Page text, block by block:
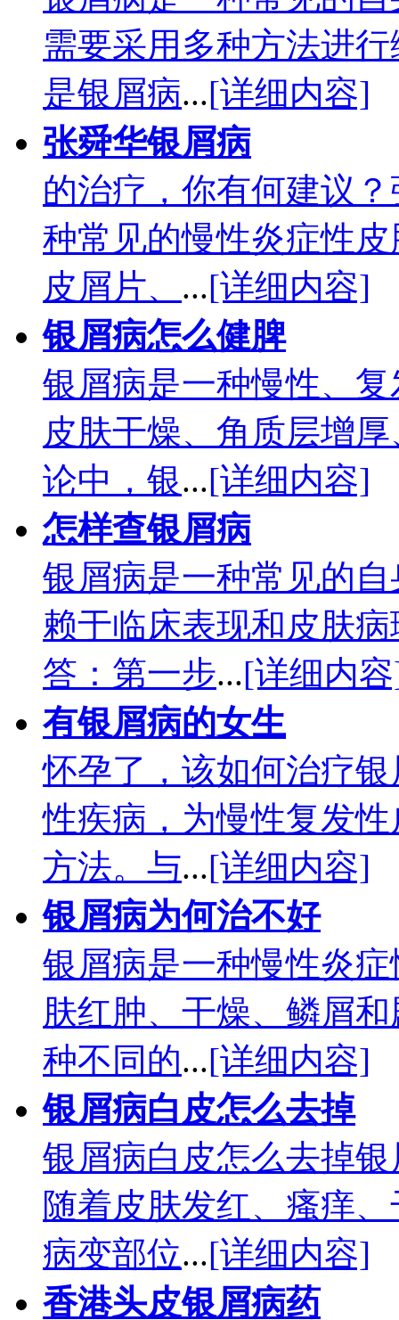
需要采用多种方法进
是银屑病...[详细内容]
张舜华银屑病
的治疗，你有何建议
种常见的慢性炎症性
皮屑片、 ...[详细内容]
银屑病怎么健脾
银屑病是一种慢性、
皮肤干燥、角质层增
论中，银...[详细内容]
怎样查银屑病
银屑病是一种常见的
赖于临床表现和皮肤
答：第一步...[详细内
有银屑病的女生
怀孕了，该如何治疗
性疾病，为慢性复发
方法。与...[详细内容]
银屑病为何治不好
银屑病是一种慢性炎
肤红肿、干燥、鳞屑
种不同的...[详细内容]
银屑病白皮怎么去掉
银屑病白皮怎么去掉
随着皮肤发红、瘙痒
病变部位...[详细内容]
香港头皮银屑病药